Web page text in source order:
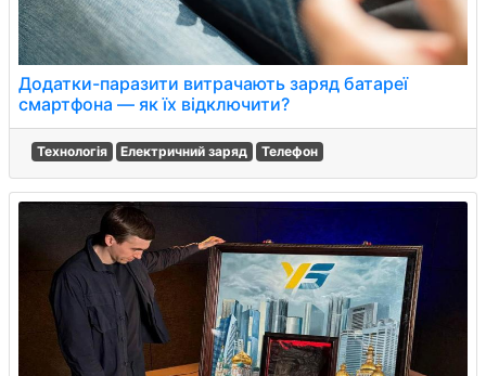
Додатки-паразити витрачають заряд батареї
смартфона — як їх відключити?
Технологія Електричний заряд Телефон